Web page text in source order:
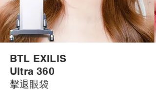
BTL EXILIS
Ultra 360
​擊退眼袋